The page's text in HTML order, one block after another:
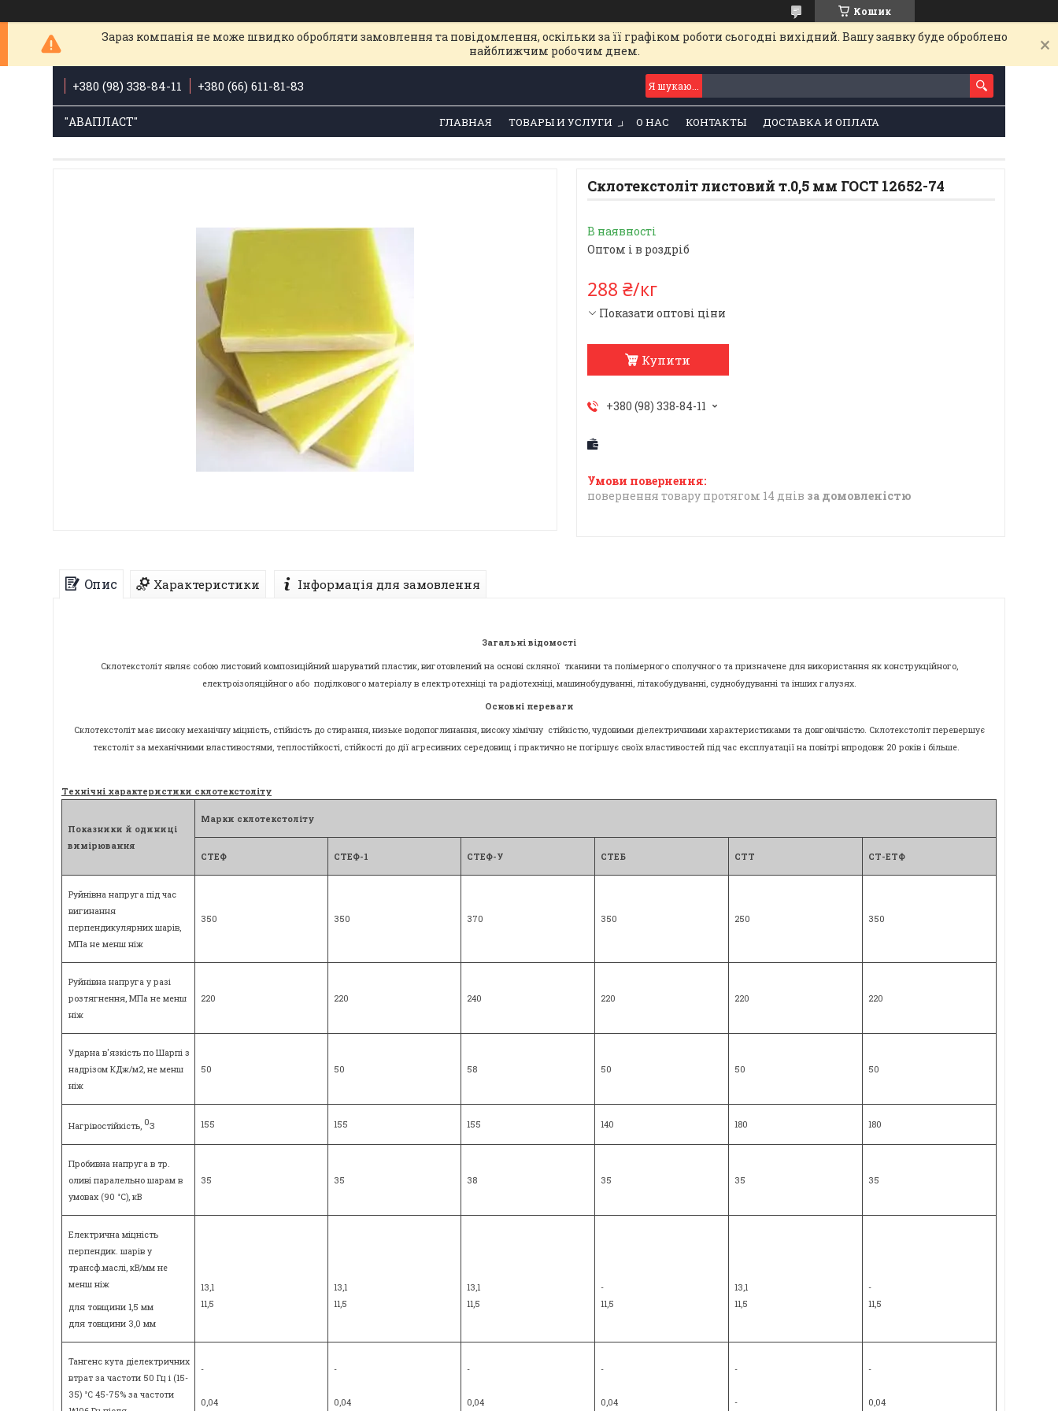
Кошик
Зараз компанія не може швидко обробляти замовлення та повідомлення, оскільки за її графіком роботи сьогодні вихідний. Вашу заявку буде оброблено
найближчим робочим днем.
+380 (98) 338-84-11 +380 (66) 611-81-83
"АВАПЛАСТ" ГЛАВНАЯ ТОВАРЫ И УСЛУГИ О НАС КОНТАКТЫ ДОСТАВКА И ОПЛАТА
Склотекстоліт листовий т.0,5 мм ГОСТ 12652-74
В наявності
Оптом і в роздріб
288 ₴/кг
Показати оптові ціни
Купити
+380 (98) 338-84-11
повернення товару протягом 14 днів за домовленістю
Опис Характеристики Інформація для замовлення
Загальні відомості
Склотекстоліт являє собою листовий композиційний шаруватий пластик, виготовлений на основі скляної тканини та полімерного сполучного та призначене для використання як конструкційного,
електроізоляційного або поділкового матеріалу в електротехніці та радіотехніці, машинобудуванні, літакобудуванні, суднобудуванні та інших галузях.
Основні переваги
Склотекстоліт має високу механічну міцність, стійкість до стирання, низьке водопоглинання, високу хімічну стійкістю, чудовими діелектричними характеристиками та довговічністю. Склотекстоліт перевершує
текстоліт за механічними властивостями, теплостійкості, стійкості до дії агресивних середовищ і практично не погіршує своїх властивостей під час експлуатації на повітрі впродовж 20 років і більше.
Технічні характеристики склотекстоліту
Показники й одиниці
вимірювання
Марки склотекстоліту
СТЕФ СТЕФ-1 СТЕФ-У СТЕБ СТТ СТ-ЕТФ
Руйнівна напруга під час
вигинання
перпендикулярних шарів,
МПа не менш ніж
350 350 370 350 250 350
Руйнівна напруга у разі
розтягнення, МПа не менш
ніж
220 220 240 220 220 220
Ударна в'язкість по Шарпі з
надрізом КДж/м2, не менш
ніж
50 50 58 50 50 50
Нагрівостійкість, 0З 155 155 155 140 180 180
Пробивна напруга в тр.
оливі паралельно шарам в
умовах (90 °C), кВ
35 35 38 35 35 35
Електрична міцність
перпендик. шарів у
трансф.маслі, кВ/мм не
менш ніж
для товщини 1,5 мм
для товщини 3,0 мм
13,1
11,5
13,1
11,5
13,1
11,5
-
11,5
13,1
11,5
-
11,5
Тангенс кута діелектричних
втрат за частоти 50 Гц і (15-
35) °C 45-75% за частоти
-
0,04
-
0,04
-
0,04
-
0,04
-
-
-
0,04